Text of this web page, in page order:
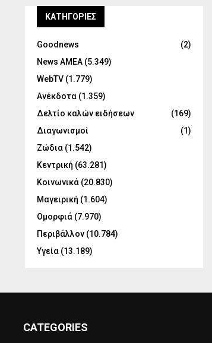
KΑΤΗΓΟΡΊΕΣ
Goodnews
(2)
News ΑΜΕΑ (5.349)
WebTV (1.779)
Ανέκδοτα (1.359)
Δελτίο καλών ειδήσεων
(169)
Διαγωνισμοί
(1)
Ζώδια (1.542)
Κεντρική (63.281)
Κοινωνικά (20.830)
Μαγειρική (1.604)
Ομορφιά (7.970)
Περιβάλλον (10.784)
Υγεία (13.189)
CATEGORIES